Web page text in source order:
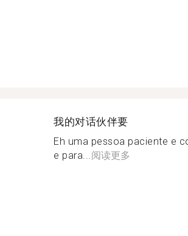
我的对话伙伴要
Eh uma pessoa paciente e
e para...阅读更多